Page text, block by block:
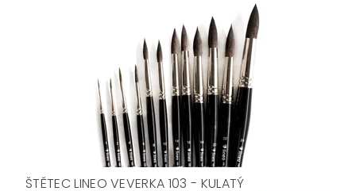
ŠTĚTEC LINEO VEVERKA 103 - KULATÝ